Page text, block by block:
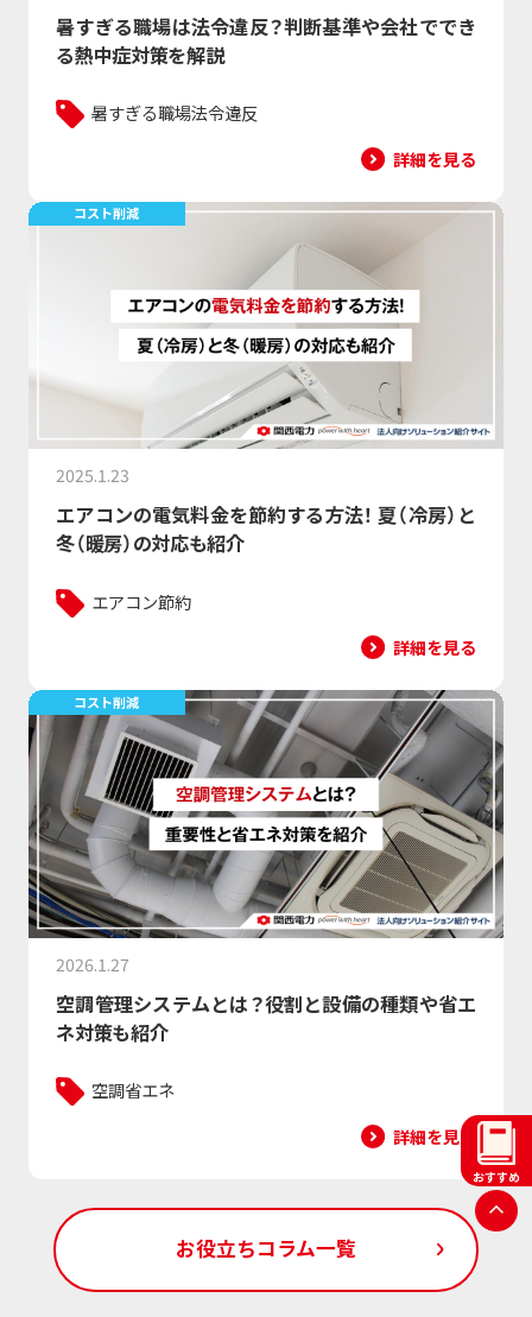
暑すぎる職場は法令違反？判断基準や会社ででき
る熱中症対策を解説
暑すぎる職場法令違反
詳細を見る
コスト削減
2025.1.23
エアコンの電気料金を節約する方法！ 夏（冷房）と
冬（暖房）の対応も紹介
エアコン節約
詳細を見る
コスト削減
2026.1.27
空調管理システムとは？役割と設備の種類や省エ
ネ対策も紹介
空調省エネ
詳細を見る
お役立ちコラム一覧
おすすめ